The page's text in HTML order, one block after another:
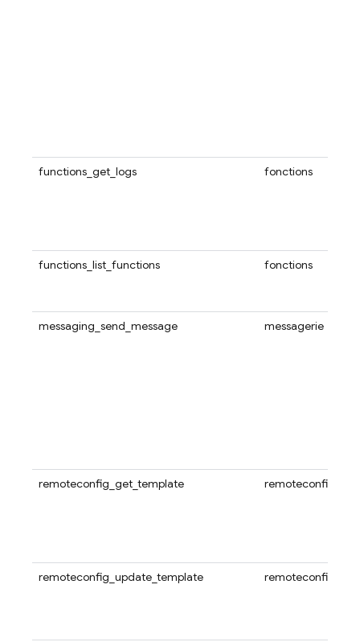
functions_get_logs fonctions
functions_list_functions fonctions
messaging_send_message messagerie
remoteconfig_get_template remoteconfig
remoteconfig_update_template remoteconfig